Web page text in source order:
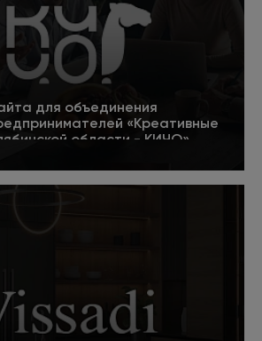
для объединения
«Креативные
области - КИЧО»
5